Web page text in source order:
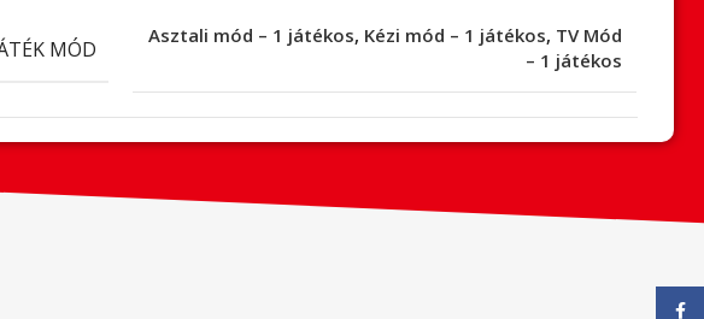
MÓD
Asztali mód – 1 játékos, Kézi mód – 1 játékos, TV Mód
– 1 játékos